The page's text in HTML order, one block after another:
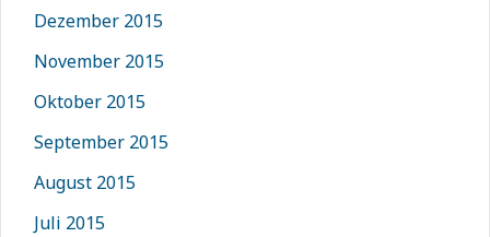
Dezember 2015
November 2015
Oktober 2015
September 2015
August 2015
Juli 2015